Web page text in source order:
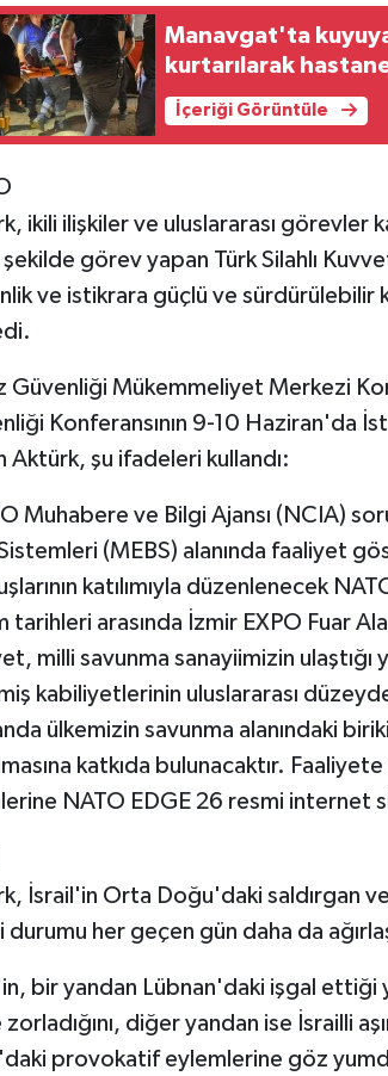
Manavgat'ta
kurtarılarak
İçeriği Görüntüle
ikili ilişkiler ve uluslararası görevler
görev yapan Türk Silahlı
ve istikrara güçlü ve sürdürülebilir
Güvenliği Mükemmeliyet Merkezi
Konferansının 9-10 Haziran'da
Aktürk, şu ifadeleri kullandı:
Muhabere ve Bilgi Ajansı (NCIA)
(MEBS) alanında faaliyet
katılımıyla düzenlenecek
tarihleri arasında İzmir EXPO Fuar
milli savunma sanayiimizin
kabiliyetlerinin uluslararası
ülkemizin savunma alanındaki
katkıda bulunacaktır.
NATO EDGE 26 resmi internet
İsrail'in Orta Doğu'daki saldırgan
durumu her geçen gün daha da
bir yandan Lübnan'daki işgal ettiği
diğer yandan ise İsrailli
provokatif eylemlerine göz